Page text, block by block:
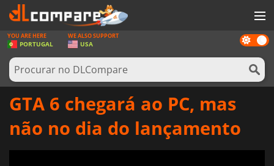
JOGOS
GAME CARDS
SOFTWARE
Dark
mode
YOU ARE HERE
PORTUGAL
WE ALSO SUPPORT
USA
GTA 6 chegará ao PC, mas
não no dia do lançamento